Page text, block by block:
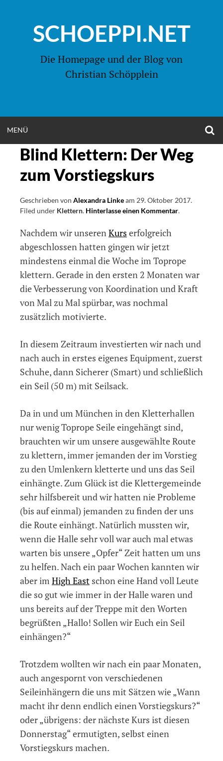
springenSCHOEPPI.NET
Die Homepage und der Blog von
Christian Schöpplein
MENÜ
MENU
Blind Klettern: Der Weg
zum Vorstiegskurs
Geschrieben von Alexandra Linkeam 29. Oktober 2017.
Filed under Klettern. Hinterlasse einen Kommentaron
zum
Vorstiegskurs
.
Nachdem wir unseren Kurs erfolgreich
abgeschlossen hatten gingen wir jetzt
mindestens einmal die Woche im Toprope
klettern. Gerade in den ersten 2 Monaten war
die Verbesserung von Koordination und Kraft
von Mal zu Mal spürbar, was nochmal
zusätzlich motivierte.
In diesem Zeitraum investierten wir nach und
nach auch in erstes eigenes Equipment, zuerst
Schuhe, dann Sicherer (Smart) und schließlich
ein Seil (50 m) mit Seilsack.
Da in und um München in den Kletterhallen
nur wenig Toprope Seile eingehängt sind,
brauchten wir um unsere ausgewählte Route
zu klettern, immer jemanden der im Vorstieg
zu den Umlenkern kletterte und uns das Seil
einhängte. Zum Glück ist die Klettergemeinde
sehr hilfsbereit und wir hatten nie Probleme
(bis auf einmal) jemanden zu finden der uns
die Route einhängt. Natürlich mussten wir,
wenn die Halle sehr voll war auch mal etwas
warten bis unsere „Opfer“ Zeit hatten um uns
zu helfen. Nach ein paar Wochen kannten wir
aber im High East schon eine Hand voll Leute
die so gut wie immer in der Halle waren und
uns bereits auf der Treppe mit den Worten
begrüßten „Hallo! Sollen wir Euch ein Seil
einhängen?“
Trotzdem wollten wir nach ein paar Monaten,
auch angespornt von verschiedenen
Seileinhängern die uns mit Sätzen wie „Wann
macht ihr denn endlich einen Vorstiegskurs?“
oder „übrigens: der nächste Kurs ist diesen
Donnerstag“ ermutigten, selbst einen
Vorstiegskurs machen.